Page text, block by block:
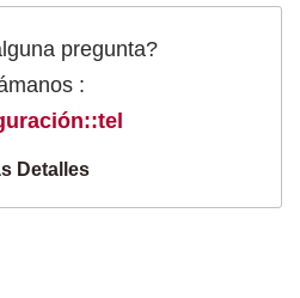
pregunta?
:
Detalles